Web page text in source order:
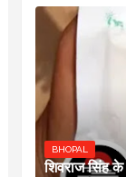
BHOPAL
शिवराज सिंह